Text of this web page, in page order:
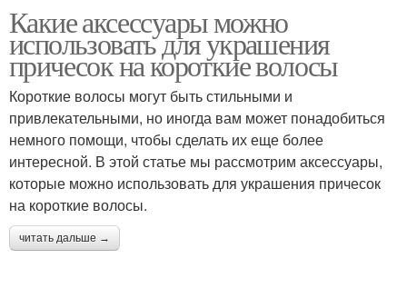
Какие аксессуары можно
использовать для украшения
причесок на короткие волосы
Короткие волосы могут быть стильными и
привлекательными, но иногда вам может понадобиться
немного помощи, чтобы сделать их еще более
интересной. В этой статье мы рассмотрим аксессуары,
которые можно использовать для украшения причесок
на короткие волосы.
читать дальше →